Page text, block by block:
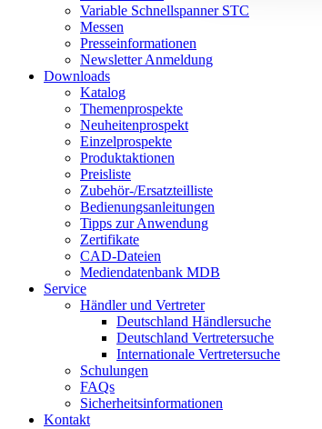
Variable Schnellspanner STC
Messen
Presseinformationen
Newsletter Anmeldung
Downloads
Katalog
Themenprospekte
Neuheitenprospekt
Einzelprospekte
Produktaktionen
Preisliste
Zubehör-/Ersatzteilliste
Bedienungsanleitungen
Tipps zur Anwendung
Zertifikate
CAD-Dateien
Mediendatenbank MDB
Service
Händler und Vertreter
Deutschland Händlersuche
Deutschland Vertretersuche
Internationale Vertretersuche
Schulungen
FAQs
Sicherheitsinformationen
Kontakt